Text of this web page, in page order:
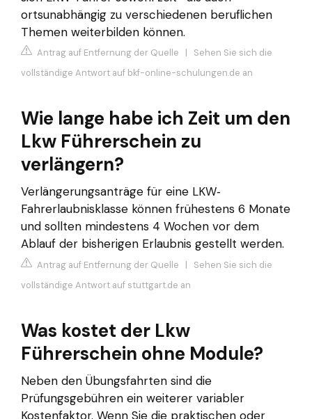
ortsunabhängig zu verschiedenen beruflichen
Themen weiterbilden können.
Antrag auf Entfernung der Quelle | Sehen Sie sich die
vollständige Antwort auf bkf-online-schulungen.de an
Wie lange habe ich Zeit um den
Lkw Führerschein zu
verlängern?
Verlängerungsanträge für eine LKW‐
Fahrerlaubnisklasse können frühestens 6 Monate
und sollten mindestens 4 Wochen vor dem
Ablauf der bisherigen Erlaubnis gestellt werden.
Antrag auf Entfernung der Quelle | Sehen Sie sich die
vollständige Antwort auf stuttgart.de an
Was kostet der Lkw
Führerschein ohne Module?
Neben den Übungsfahrten sind die
Prüfungsgebühren ein weiterer variabler
Kostenfaktor. Wenn Sie die praktischen oder